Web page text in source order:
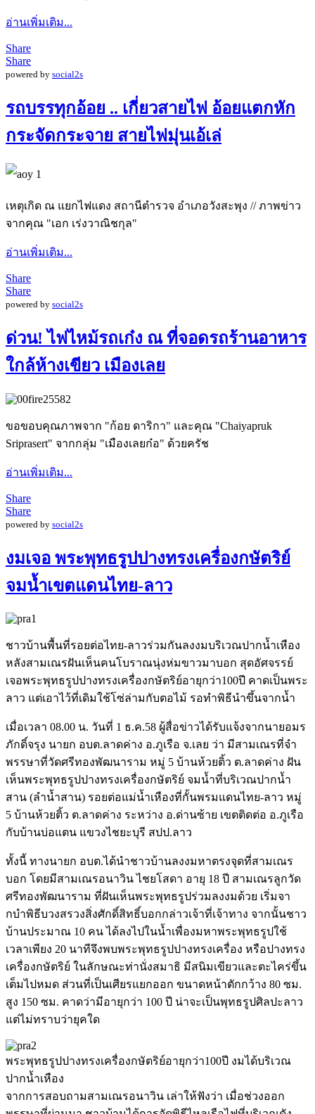
อ่านเพิ่มเติม...
Share
Share
powered by social2s
รถบรรทุกอ้อย .. เกี่ยวสายไฟ อ้อยแตกหัก
กระจัดกระจาย สายไฟมุ่นเอ้เล่
เหตุเกิด ณ แยกไฟแดง สถานีตำรวจ อำเภอวังสะพุง // ภาพข่าว
จากคุณ "เอก เร่งวาณิชกุล"
อ่านเพิ่มเติม...
Share
Share
powered by social2s
ด่วน! ไฟไหม้รถเก๋ง ณ ที่จอดรถร้านอาหาร
ใกล้ห้างเขียว เมืองเลย
ขอขอบคุณภาพจาก "‎ก้อย ดาริกา" และคุณ "Chaiyapruk
Sriprasert" จากกลุ่ม "เมืองเลยก๋อ" ด้วยครัช
อ่านเพิ่มเติม...
Share
Share
powered by social2s
งมเจอ พระพุทธรูปปางทรงเครื่องกษัตริย์
จมน้ำเขตแดนไทย-ลาว
ชาวบ้านพื้นที่รอยต่อไทย-ลาวร่วมกันลงงมบริเวณปากน้ำเหือง
หลังสามเณรฝันเห็นคนโบราณนุ่งห่มขาวมาบอก สุดอัศจรรย์
เจอพระพุทธรูปปางทรงเครื่องกษัตริย์อายุกว่า100ปี คาดเป็นพระ
ลาว แต่เอาไว้ที่เดิมใช้โซ่ล่ามกับตอไม้ รอทำพิธีนำขึ้นจากน้ำ
เมื่อเวลา 08.00 น. วันที่ 1 ธ.ค.58 ผู้สื่อข่าวได้รับแจ้งจากนายอมร
ภักดิ์จรุง นายก อบต.ลาดค่าง อ.ภูเรือ จ.เลย ว่า มีสามเณรที่จำ
พรรษาที่วัดศรีทองพัฒนาราม หมู่ 5 บ้านห้วยติ้ว ต.ลาดค่าง ฝัน
เห็นพระพุทธรูปปางทรงเครื่องกษัตริย์ จมน้ำที่บริเวณปากน้ำ
สาน (ลำน้ำสาน) รอยต่อแม่น้ำเหืองที่กั้นพรมแดนไทย-ลาว หมู่
5 บ้านห้วยติ้ว ต.ลาดค่าง ระหว่าง อ.ด่านซ้าย เขตติดต่อ อ.ภูเรือ
กับบ้านบ่อแตน แขวงไชยะบุรี สปป.ลาว
ทั้งนี้ ทางนายก อบต.ได้นำชาวบ้านลงงมหาตรงจุดที่สามเณร
บอก โดยมีสามเณรอนาวิน ไชยโสดา อายุ 18 ปี สามเณรลูกวัด
ศรีทองพัฒนาราม ที่ฝันเห็นพระพุทธรูปร่วมลงงมด้วย เริ่มจา
กบำพิธีบวงสรวงสิ่งศักดิ์สิทธิ์บอกกล่าวเจ้าที่เจ้าทาง จากนั้นชาว
บ้านประมาณ 10 คน ได้ลงไปในน้ำเพื่องมหาพระพุทธรูปใช้
เวลาเพียง 20 นาทีจึงพบพระพุทธรูปปางทรงเครื่อง หรือปางทรง
เครื่องกษัตริย์ ในลักษณะท่านั่งสมาธิ มีสนิมเขียวและตะไคร่ขึ้น
เต็มไปหมด ส่วนที่เป็นเศียรแยกออก ขนาดหน้าตักกว้าง 80 ซม.
สูง 150 ซม. คาดว่ามีอายุกว่า 100 ปี น่าจะเป็นพุทธรูปศิลปะลาว
แต่ไม่ทราบว่ายุคใด
พระพุทธรูปปางทรงเครื่องกษัตริย์อายุกว่า100ปี งมได้บริเวณ
ปากน้ำเหือง
จากการสอบถามสามเณรอนาวิน เล่าให้ฟังว่า เมื่อช่วงออก